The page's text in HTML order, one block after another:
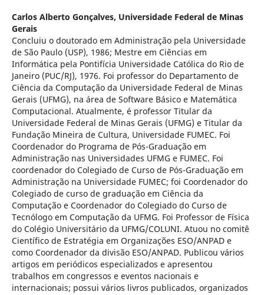
Carlos Alberto Gonçalves, Universidade Federal de Minas
Gerais
Concluiu o doutorado em Administração pela Universidade
de São Paulo (USP), 1986; Mestre em Ciências em
Informática pela Pontifícia Universidade Católica do Rio de
Janeiro (PUC/RJ), 1976. Foi professor do Departamento de
Ciência da Computação da Universidade Federal de Minas
Gerais (UFMG), na área de Software Básico e Matemática
Computacional. Atualmente, é professor Titular da
Universidade Federal de Minas Gerais (UFMG) e Titular da
Fundação Mineira de Cultura, Universidade FUMEC. Foi
Coordenador do Programa de Pós-Graduação em
Administração nas Universidades UFMG e FUMEC. Foi
coordenador do Colegiado de Curso de Pós-Graduação em
Administração na Universidade FUMEC; foi Coordenador do
Colegiado de curso de graduação em Ciência da
Computação e Coordenador do Colegiado do Curso de
Tecnólogo em Computação da UFMG. Foi Professor de Física
do Colégio Universitário da UFMG/COLUNI. Atuou no comitê
Científico de Estratégia em Organizações ESO/ANPAD e
como Coordenador da divisão ESO/ANPAD. Publicou vários
artigos em periódicos especializados e apresentou
trabalhos em congressos e eventos nacionais e
internacionais; possui vários livros publicados, organizados